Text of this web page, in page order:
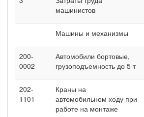
машинистов
Машины и механизмы
200-
0002
Автомобили бортовые,
грузоподъемность до 5 т
202-
1101
Краны на
автомобильном ходу при
работе на монтаже